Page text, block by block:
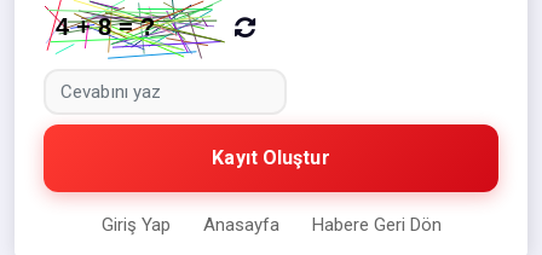
Kayıt Oluştur
Giriş Yap Anasayfa Habere Geri Dön